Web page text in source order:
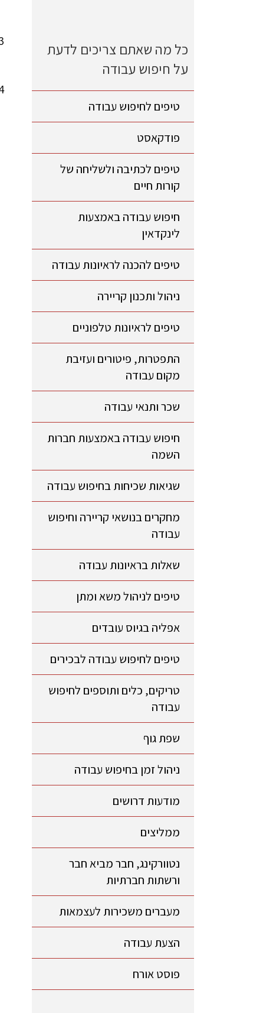
כל מה שאתם צריכים לדעת
על חיפוש עבודה
טיפים לחיפוש עבודה
פודקאסט
טיפים לכתיבה ולשליחה של
קורות חיים
חיפוש עבודה באמצעות
לינקדאין
טיפים להכנה לראיונות עבודה
ניהול ותכנון קריירה
טיפים לראיונות טלפוניים
התפטרות, פיטורים ועזיבת
מקום עבודה
שכר ותנאי עבודה
חיפוש עבודה באמצעות חברות
השמה
שגיאות שכיחות בחיפוש עבודה
מחקרים בנושאי קריירה וחיפוש
עבודה
שאלות בראיונות עבודה
טיפים לניהול משא ומתן
אפליה בגיוס עובדים
טיפים לחיפוש עבודה לבכירים
טריקים, כלים ותוספים לחיפוש
עבודה
שפת גוף
ניהול זמן בחיפוש עבודה
מודעות דרושים
ממליצים
נטוורקינג, חבר מביא חבר
ורשתות חברתיות
מעברים משכירות לעצמאות
הצעת עבודה
פוסט אורח